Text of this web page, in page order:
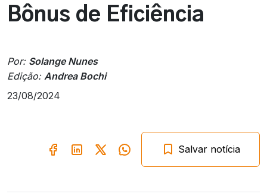
Bônus de Eficiência
Por: Solange Nunes
Edição: Andrea Bochi
23/08/2024
Salvar notícia